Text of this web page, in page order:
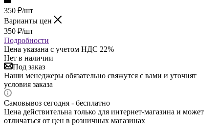
350 ₽/шт
Варианты цен
350 ₽/шт
Подробности
Цена указана с учетом НДС 22%
Нет в наличии
Под заказ
Наши менеджеры обязательно свяжутся с вами и уточнят
условия заказа
Самовывоз сегодня - бесплатно
Цена действительна только для интернет-магазина и может
отличаться от цен в розничных магазинах